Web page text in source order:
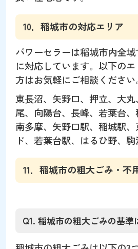
10．稲城市の対応エリア
パワーセラーは稲城市内全
に対応しています。以下の
方はお気軽にご相談ください。
東長沼、矢野口、押立、大
尾、向陽台、長峰、若葉台、
南多摩、矢野口駅、稲城駅
ド、若葉台駅、はるひ野、
11．稲城市の粗大ごみ・不
Q1. 稲城市の粗大ごみの基準